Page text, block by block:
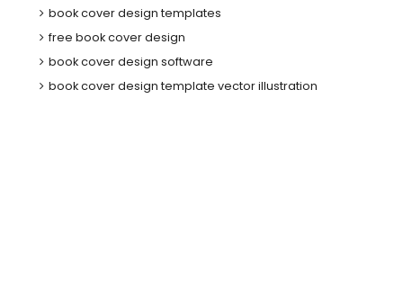
book cover design templates
free book cover design
book cover design software
book cover design template vector illustration